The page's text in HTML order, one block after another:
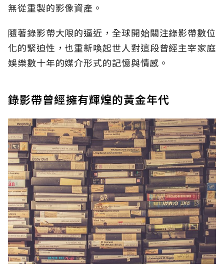
無從重製的影像資產。
隨著錄影帶大限的逼近，全球開始關注錄影帶數位
化的緊迫性，也重新喚起世人對這段曾經主宰家庭
娛樂數十年的媒介形式的記憶與情感。
錄影帶曾經擁有輝煌的黃金年代